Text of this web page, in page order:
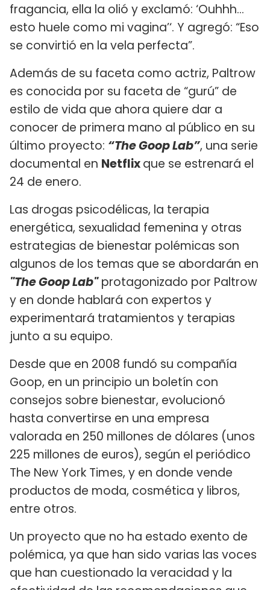
fragancia, ella la olió y exclamó: ‘Ouhhh...
esto huele como mi vagina’‘. Y agregó: “Eso
se convirtió en la vela perfecta”.
Además de su faceta como actriz, Paltrow
es conocida por su faceta de “gurú” de
estilo de vida que ahora quiere dar a
conocer de primera mano al público en su
último proyecto: “The Goop Lab”, una serie
documental en Netflixque se estrenará el
24 de enero.
Las drogas psicodélicas, la terapia
energética, sexualidad femenina y otras
estrategias de bienestar polémicas son
algunos de los temas que se abordarán en
"The Goop Lab"protagonizado por Paltrow
y en donde hablará con expertos y
experimentará tratamientos y terapias
junto a su equipo.
Desde que en 2008 fundó su compañía
Goop, en un principio un boletín con
consejos sobre bienestar, evolucionó
hasta convertirse en una empresa
valorada en 250 millones de dólares (unos
225 millones de euros), según el periódico
The New York Times, y en donde vende
productos de moda, cosmética y libros,
entre otros.
Un proyecto que no ha estado exento de
polémica, ya que han sido varias las voces
que han cuestionado la veracidad y la